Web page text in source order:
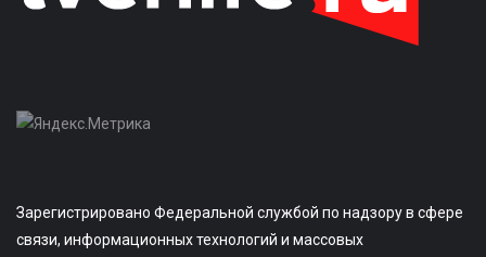
Зарегистрировано Федеральной службой по надзору в сфере
связи, информационных технологий и массовых